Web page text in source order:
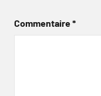
Commentaire*